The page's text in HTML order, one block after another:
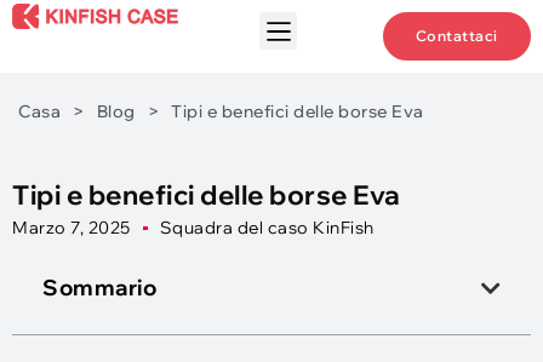
Contattaci
Casa > Blog > Tipi e benefici delle borse Eva
Tipi e benefici delle borse Eva
Marzo 7, 2025 Squadra del caso KinFish
Sommario